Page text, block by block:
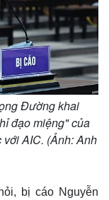
Đường khai
đạo miệng" của
với AIC. (Ảnh: Anh
bị cáo Nguyễn